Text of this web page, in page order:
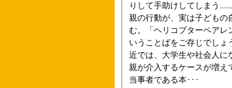
りして手助けしてしまう
親の行動が、実は子どもの
む。「ヘリコプターペアレ
いうことばをご存じでしょ
近では、大学生や社会人に
親が介入するケースが増え
当事者である本･･･